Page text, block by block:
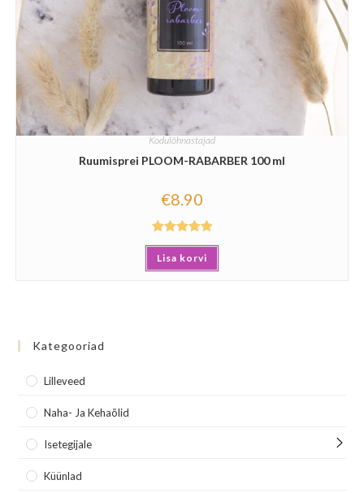
Kodulõhnastajad
Ruumisprei PLOOM-RABARBER 100 ml
€8.90
Hinnanguga
5.00/ 5
Lisa korvi
Kategooriad
Lilleveed
Naha- Ja Kehaõlid
Isetegijale
Küünlad